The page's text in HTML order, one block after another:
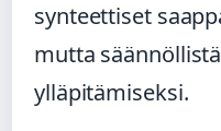
synteettiset
mutta
ylläpitämiseksi.